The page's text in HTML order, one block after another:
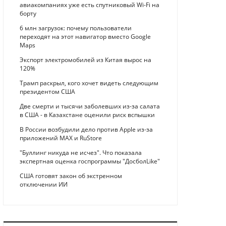
авиакомпаниях уже есть спутниковый Wi-Fi на
борту
6 млн загрузок: почему пользователи
переходят на этот навигатор вместо Google
Maps
Экспорт электромобилей из Китая вырос на
120%
Трамп раскрыл, кого хочет видеть следующим
президентом США
Две смерти и тысячи заболевших из-за салата
в США - в Казахстане оценили риск вспышки
В России возбудили дело против Apple из-за
приложений MAX и RuStore
"Буллинг никуда не исчез". Что показала
экспертная оценка госпрограммы "ДосболLike"
США готовят закон об экстренном
отключении ИИ